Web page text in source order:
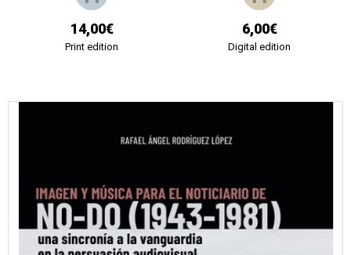
14,00€
Print edition
6,00€
Digital edition